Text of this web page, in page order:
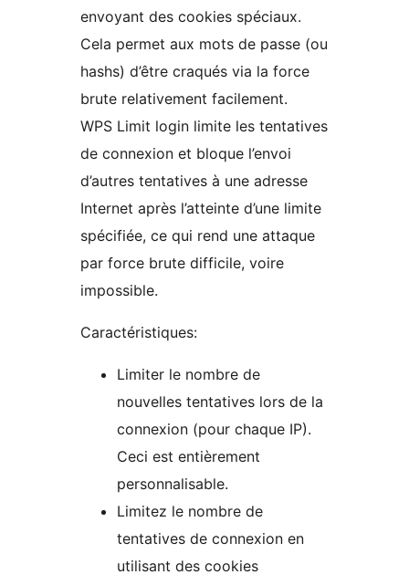
envoyant des cookies spéciaux.
Cela permet aux mots de passe (ou
hashs) d’être craqués via la force
brute relativement facilement.
WPS Limit login limite les tentatives
de connexion et bloque l’envoi
d’autres tentatives à une adresse
Internet après l’atteinte d’une limite
spécifiée, ce qui rend une attaque
par force brute difficile, voire
impossible.
Caractéristiques:
Limiter le nombre de
nouvelles tentatives lors de la
connexion (pour chaque IP).
Ceci est entièrement
personnalisable.
Limitez le nombre de
tentatives de connexion en
utilisant des cookies